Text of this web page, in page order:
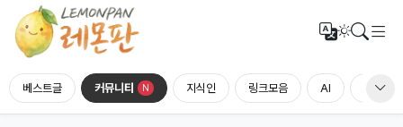
번역다크모드
검색
베스트글 커뮤니티 N 지식인 링크모음 AI 홍보하